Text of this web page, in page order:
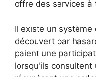
offre des services à
Il existe un
découvert par
paient une
lorsqu'ils consultent